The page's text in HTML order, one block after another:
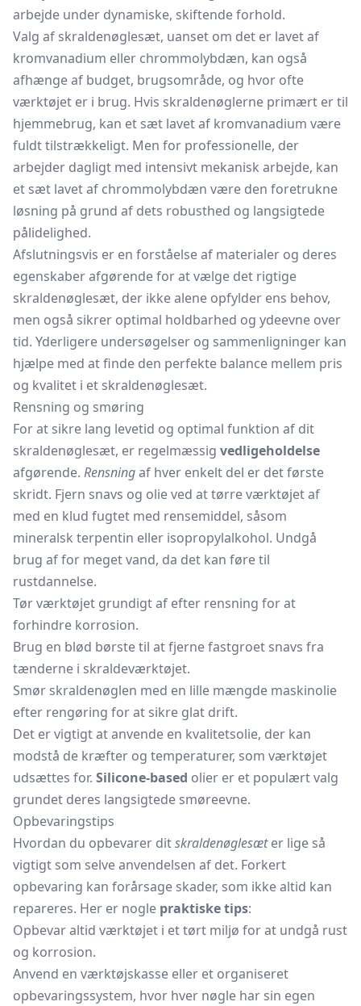
arbejde under dynamiske, skiftende forhold.
Valg af skraldenøglesæt, uanset om det er lavet af
kromvanadium eller chrommolybdæn, kan også
afhænge af budget, brugsområde, og hvor ofte
værktøjet er i brug. Hvis skraldenøglerne primært er til
hjemmebrug, kan et sæt lavet af kromvanadium være
fuldt tilstrækkeligt. Men for professionelle, der
arbejder dagligt med intensivt mekanisk arbejde, kan
et sæt lavet af chrommolybdæn være den foretrukne
løsning på grund af dets robusthed og langsigtede
pålidelighed.
Afslutningsvis er en forståelse af materialer og deres
egenskaber afgørende for at vælge det rigtige
skraldenøglesæt, der ikke alene opfylder ens behov,
men også sikrer optimal holdbarhed og ydeevne over
tid. Yderligere undersøgelser og sammenligninger kan
hjælpe med at finde den perfekte balance mellem pris
og kvalitet i et skraldenøglesæt.
Rensning og smøring
For at sikre lang levetid og optimal funktion af dit
skraldenøglesæt, er regelmæssig vedligeholdelse
afgørende. Rensningaf hver enkelt del er det første
skridt. Fjern snavs og olie ved at tørre værktøjet af
med en klud fugtet med rensemiddel, såsom
mineralsk terpentin eller isopropylalkohol. Undgå
brug af for meget vand, da det kan føre til
rustdannelse.
Tør værktøjet grundigt af efter rensning for at
forhindre korrosion.
Brug en blød børste til at fjerne fastgroet snavs fra
tænderne i skraldeværktøjet.
Smør skraldenøglen med en lille mængde maskinolie
efter rengøring for at sikre glat drift.
Det er vigtigt at anvende en kvalitetsolie, der kan
modstå de kræfter og temperaturer, som værktøjet
udsættes for. Silicone-based olier er et populært valg
grundet deres langsigtede smøreevne.
Opbevaringstips
Hvordan du opbevarer ditskraldenøglesæter lige så
vigtigt som selve anvendelsen af det. Forkert
opbevaring kan forårsage skader, som ikke altid kan
repareres. Her er nogle praktiske tips:
Opbevar altid værktøjet i et tørt miljø for at undgå rust
og korrosion.
Anvend en værktøjskasse eller et organiseret
opbevaringssystem, hvor hver nøgle har sin egen